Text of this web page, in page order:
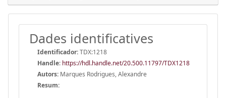
Dades identificatives
Identificador:TDX:1218
Handle: https://hdl.handle.net/20.500.11797/TDX1218
Autors: Marques Rodrigues, Alexandre
Resum: